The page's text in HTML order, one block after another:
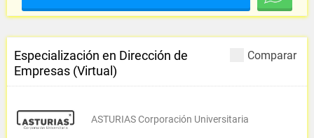
Comparar
Especialización en Dirección de
Empresas (Virtual)
ASTURIAS Corporación Universitaria